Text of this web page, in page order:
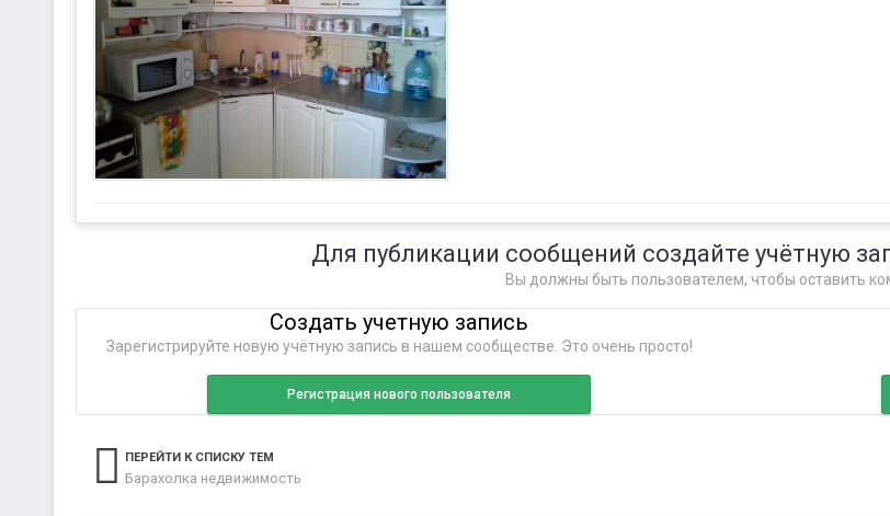
Для публикации сообщений создайте учётную
Вы должны быть пользователем, чтобы оставить
Создать учетную запись
Зарегистрируйте новую учётную запись в нашем сообществе. Это очень просто!
Регистрация нового пользователя
ПЕРЕЙТИ К СПИСКУ ТЕМ
Барахолка недвижимость